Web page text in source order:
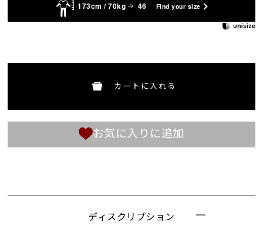
173cm / 70kg 46 Find your size
カートに入れる
お気に入りに追加
ディスクリプション